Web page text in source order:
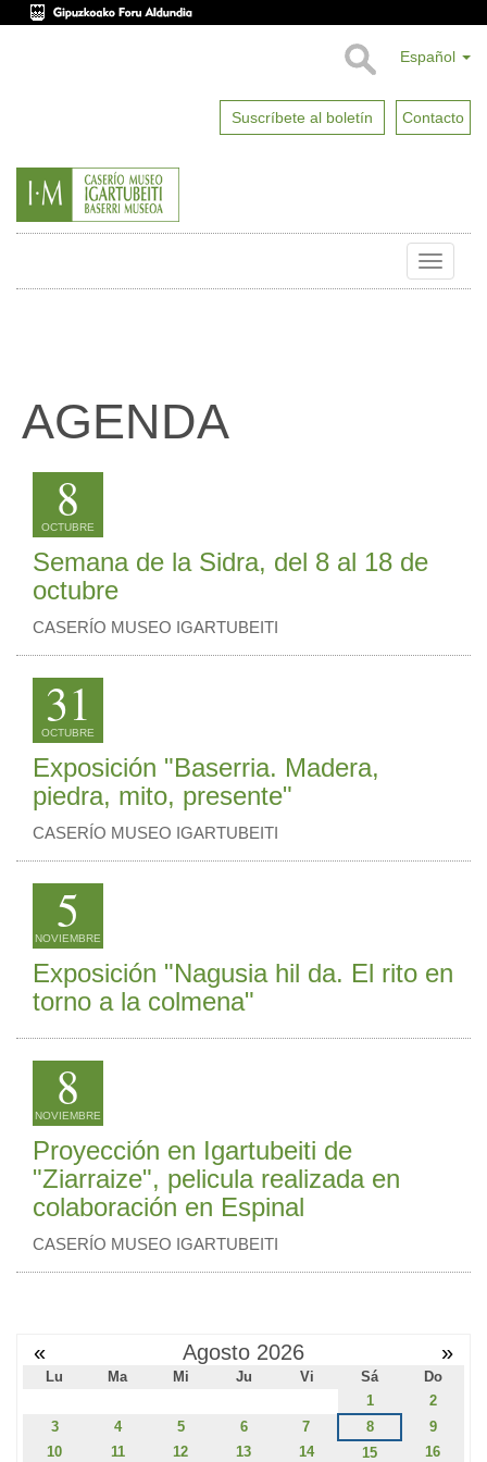
Español
Suscríbete al boletín Contacto
Toggle
AGENDA
8
OCTUBRE
Semana de la Sidra, del 8 al 18 de
octubre
CASERÍO MUSEO IGARTUBEITI
31
OCTUBRE
Exposición "Baserria. Madera,
piedra, mito, presente"
CASERÍO MUSEO IGARTUBEITI
5
NOVIEMBRE
Exposición "Nagusia hil da. El rito en
torno a la colmena"
8
NOVIEMBRE
Proyección en Igartubeiti de
"Ziarraize", pelicula realizada en
colaboración en Espinal
CASERÍO MUSEO IGARTUBEITI
« Agosto 2026 »
Lu Ma Mi Ju Vi Sá
Do
1
2
3
4 5 6 7 8
9
10
11 12 13 14 15 16